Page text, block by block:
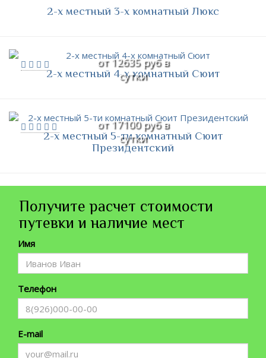
2-х местный 3-х комнатный Люкс
от 12635 руб в
сутки
2-х местный 4-х комнатный Сюит
от 17100 руб в
сутки
2-х местный 5-ти комнатный Сюит
Президентский
Получите расчет стоимости
путевки и наличие мест
Имя
Телефон
E-mail